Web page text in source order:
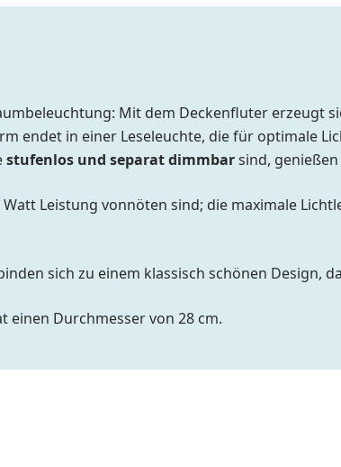
Mit dem Deckenfluter erzeugt
endet in einer Leseleuchte, die für optimale
stufenlos und separat dimmbarsind,
Leistung vonnöten sind; die maximale
sich zu einem klassisch schönen Design,
einen Durchmesser von 28 cm.